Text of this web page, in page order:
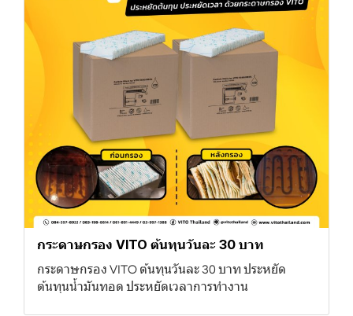
กระดาษกรอง VITO ต้นทุนวันละ 30 บาท
กระดาษกรอง VITO ต้นทุนวันละ 30 บาท ประหยัด
ต้นทุนน้ำมันทอด ประหยัดเวลาการทำงาน